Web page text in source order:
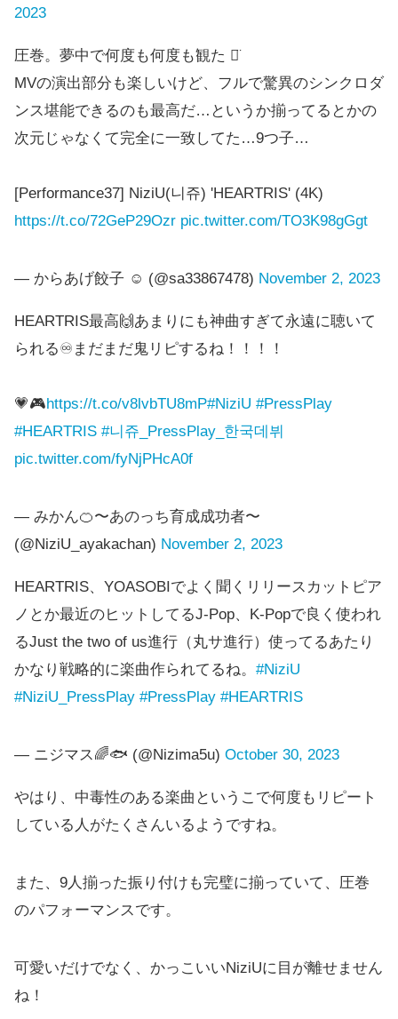
2023
圧巻。夢中で何度も何度も観た ᯅ̈
MVの演出部分も楽しいけど、フルで驚異のシンクロダ
ンス堪能できるのも最高だ…というか揃ってるとかの
次元じゃなくて完全に一致してた…9つ子…
[Performance37] NiziU(니쥬) 'HEARTRIS' (4K)
https://t.co/72GeP29Ozr pic.twitter.com/TO3K98gGgt
— からあげ餃子 ☺︎ (@sa33867478) November 2, 2023
HEARTRIS最高🙌あまりにも神曲すぎて永遠に聴いて
られる♾️まだまだ鬼リピするね！！！！
💗🎮https://t.co/v8lvbTU8mP#NiziU #PressPlay
#HEARTRIS #니쥬_PressPlay_한국데뷔
pic.twitter.com/fyNjPHcA0f
— みかん🍊〜あのっち育成成功者〜
(@NiziU_ayakachan) November 2, 2023
HEARTRIS、YOASOBIでよく聞くリリースカットピア
ノとか最近のヒットしてるJ-Pop、K-Popで良く使われ
るJust the two of us進行（丸サ進行）使ってるあたり
かなり戦略的に楽曲作られてるね。 #NiziU
#NiziU_PressPlay #PressPlay #HEARTRIS
— ニジマス🌈🐟 (@Nizima5u) October 30, 2023
やはり、中毒性のある楽曲というこで何度もリピート
している人がたくさんいるようですね。
また、9人揃った振り付けも完璧に揃っていて、圧巻
のパフォーマンスです。
可愛いだけでなく、かっこいいNiziUに目が離せません
ね！